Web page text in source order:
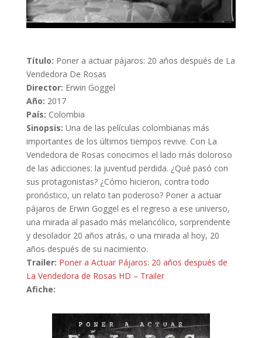
Título: Poner a actuar pájaros: 20 años después de La
Vendedora De Rosas
Director: Erwin Goggel
Año: 2017
País: Colombia
Sinopsis: Una de las películas colombianas más
importantes de los últimos tiempos revive. Con La
Vendedora de Rosas conocimos el lado más doloroso
de las adicciones: la juventud perdida. ¿Qué pasó con
sus protagonistas? ¿Cómo hicieron, contra todo
pronóstico, un relato tan poderoso? Poner a actuar
pájaros de Erwin Goggel es el regreso a ese universo,
una mirada al pasado más melancólico, sorprendente
y desolador 20 años atrás, o una mirada al hoy, 20
años después de su nacimiento.
Trailer: Poner a Actuar Pájaros: 20 años después de
La Vendedora de Rosas HD – Trailer
Afiche: